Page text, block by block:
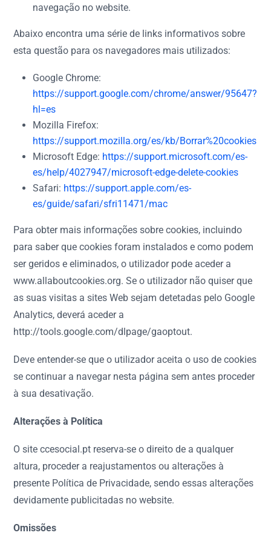
navegação no website.
Abaixo encontra uma série de links informativos sobre
esta questão para os navegadores mais utilizados:
Google Chrome:
https://support.google.com/chrome/answer/95647?
hl=es
Mozilla Firefox:
https://support.mozilla.org/es/kb/Borrar%20cookies
Microsoft Edge: https://support.microsoft.com/es-
es/help/4027947/microsoft-edge-delete-cookies
Safari: https://support.apple.com/es-
es/guide/safari/sfri11471/mac
Para obter mais informações sobre cookies, incluindo
para saber que cookies foram instalados e como podem
ser geridos e eliminados, o utilizador pode aceder a
www.allaboutcookies.org. Se o utilizador não quiser que
as suas visitas a sites Web sejam detetadas pelo Google
Analytics, deverá aceder a
http://tools.google.com/dlpage/gaoptout.
Deve entender-se que o utilizador aceita o uso de cookies
se continuar a navegar nesta página sem antes proceder
à sua desativação.
Alterações à Política
O site ccesocial.pt reserva-se o direito de a qualquer
altura, proceder a reajustamentos ou alterações à
presente Política de Privacidade, sendo essas alterações
devidamente publicitadas no website.
Omissões